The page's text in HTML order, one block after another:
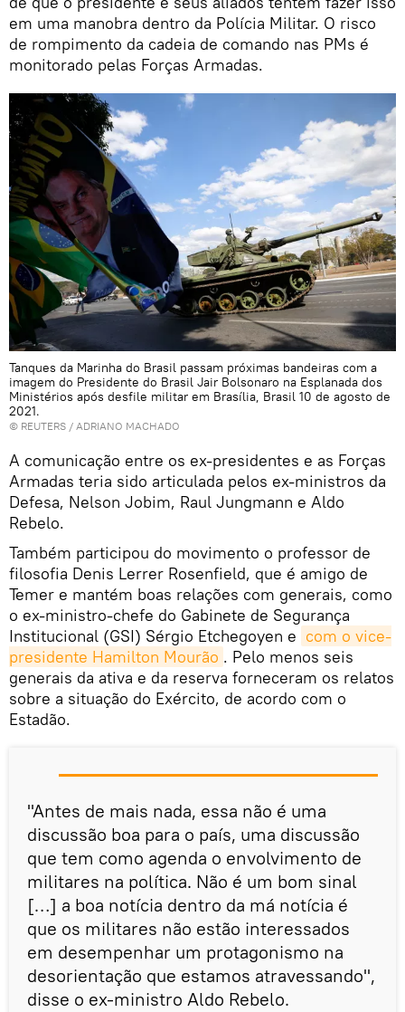
em uma manobra dentro da Polícia Militar. O risco
de rompimento da cadeia de comando nas PMs é
monitorado pelas Forças Armadas.
Tanques da Marinha do Brasil passam próximas bandeiras com a
imagem do Presidente do Brasil Jair Bolsonaro na Esplanada dos
Ministérios após desfile militar em Brasília, Brasil 10 de agosto de
2021.
© REUTERS / ADRIANO MACHADO
A comunicação entre os ex-presidentes e as Forças
Armadas teria sido articulada pelos ex-ministros da
Defesa, Nelson Jobim, Raul Jungmann e Aldo
Rebelo.
Também participou do movimento o professor de
filosofia Denis Lerrer Rosenfield, que é amigo de
Temer e mantém boas relações com generais, como
o ex-ministro-chefe do Gabinete de Segurança
Institucional (GSI) Sérgio Etchegoyen e com o vice-
presidente Hamilton Mourão . Pelo menos seis
generais da ativa e da reserva forneceram os relatos
sobre a situação do Exército, de acordo com o
Estadão.
"Antes de mais nada, essa não é uma
discussão boa para o país, uma discussão
que tem como agenda o envolvimento de
militares na política. Não é um bom sinal
[…] a boa notícia dentro da má notícia é
que os militares não estão interessados
em desempenhar um protagonismo na
desorientação que estamos atravessando",
disse o ex-ministro Aldo Rebelo.